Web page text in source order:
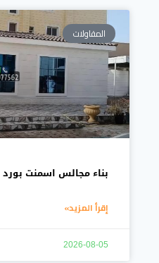
المقاولات
بناء مجالس اسمنت
إقرأ المزيد»
2026-08-05